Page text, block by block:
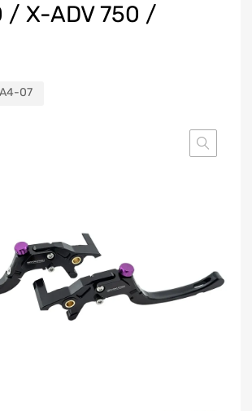
X-ADV 750 /
07